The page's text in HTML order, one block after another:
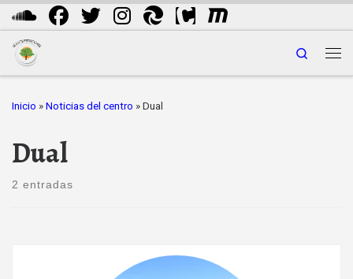
Saltar al contenido
Search
Inicio » Noticias del centro » Dual
Dual
2 entradas